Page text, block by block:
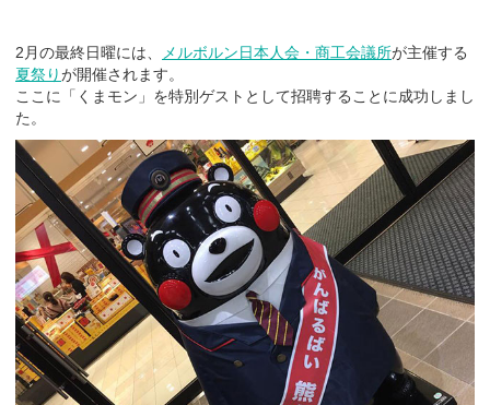
2月の最終日曜には、 メルボルン日本人会・商工会議所が主催する
夏祭りが開催されます。
ここに「くまモン」を特別ゲストとして招聘することに成功しまし
た。